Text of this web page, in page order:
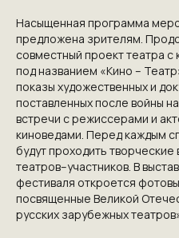
Насыщенная программа
предложена зрителям.
совместный проект театра
под названием «Кино –
показы художественных и
поставленных после войны
встречи с режиссерами и
киноведами. Перед каждым
будут проходить
театров–участников. В
фестиваля откроется
посвященные Великой
русских зарубежных